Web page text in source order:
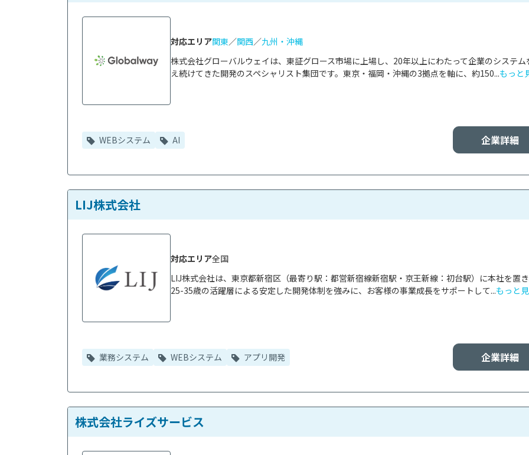
株式会社グローバルウェイは、東証グロース市場に上場し、20年以上にわたって企業のシステム
え続けてきた開発のスペシャリスト集団です。東京・福岡・沖縄の3拠点を軸に、約150...もっと
対応エリア関東／関西／九州・沖縄
企業詳細
WEBシステム AI
LIJ株式会社
LIJ株式会社は、東京都新宿区（最寄り駅：都営新宿線新宿駅・京王新線：初台駅）に本社を置き
25-35歳の活躍層による安定した開発体制を強みに、お客様の事業成長をサポートして...もっと
対応エリア全国
企業詳細
業務システム WEBシステム アプリ開発
株式会社ライズサービス